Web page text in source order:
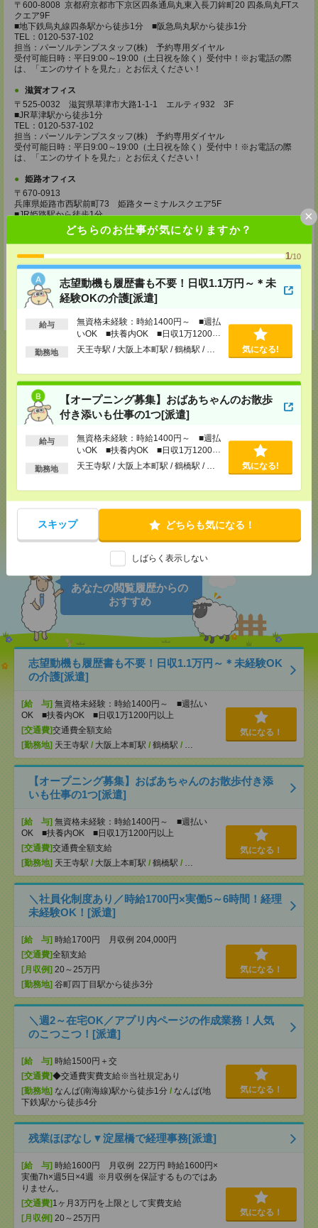
どちらのお仕事が気になりますか？
1/10
志望動機も履歴書も不要！日収1.1万円～＊未
経験OKの介護[派遣]
給与
無資格未経験：時給1400円～ ■週払
いOK ■扶養内OK ■日収1万1200円
以上
勤務地 天王寺駅 / 大阪上本町駅 / 鶴橋駅 / … 気になる!
【オープニング募集】おばあちゃんのお散歩
付き添いも仕事の1つ[派遣]
給与
無資格未経験：時給1400円～ ■週払
いOK ■扶養内OK ■日収1万1200円
以上
勤務地 天王寺駅 / 大阪上本町駅 / 鶴橋駅 / … 気になる!
スキップ どちらも気になる！
しばらく表示しない
×
〒600-8008 京都府京都市下京区四条通烏丸東入長刀鉾町20 四条烏丸FTス
クエア9F
■地下鉄烏丸線四条駅から徒歩1分 ■阪急烏丸駅から徒歩1分
TEL：0120-537-102
担当：パーソルテンプスタッフ(株) 予約専用ダイヤル
受付可能日時：平日9:00～19:00（土日祝を除く）受付中！※お電話の際
は、「エンのサイトを見た」とお伝えください！
滋賀オフィス
〒525-0032 滋賀県草津市大路1-1-1 エルティ932 3F
■JR草津駅から徒歩1分
TEL：0120-537-102
担当：パーソルテンプスタッフ(株) 予約専用ダイヤル
受付可能日時：平日9:00～19:00（土日祝を除く）受付中！※お電話の際
は、「エンのサイトを見た」とお伝えください！
姫路オフィス
〒670-0913
兵庫県姫路市西駅前町73 姫路ターミナルスクエア5F
■JR姫路駅から徒歩1分
TEL：0120-537-102
担当：パーソルテンプスタッフ(株) 予約専用ダイヤル
受付可能日時：平日9:00～19:00（土日祝を除く）受付中！※お電話の際
は、「エンのサイトを見た」とお伝えください！
登録交通費
【面談付き電話登録】・【面談なしオンライン登録】どちらも来社不要で
す！
応募ページへ
気になる！
ツイート ブックマーク
あなたの閲覧履歴からの
おすすめ
志望動機も履歴書も不要！日収1.1万円～＊未経験OK
の介護[派遣]
[給 与] 無資格未経験：時給1400円～ ■週払い
OK ■扶養内OK ■日収1万1200円以上
[交通費]交通費全額支給
[勤務地] 天王寺駅 / 大阪上本町駅 / 鶴橋駅 / …
気になる！
【オープニング募集】おばあちゃんのお散歩付き添
いも仕事の1つ[派遣]
[給 与] 無資格未経験：時給1400円～ ■週払い
OK ■扶養内OK ■日収1万1200円以上
[交通費]交通費全額支給
[勤務地] 天王寺駅 / 大阪上本町駅 / 鶴橋駅 / …
気になる！
＼社員化制度あり／時給1700円×実働5～6時間！経理
未経験OK！[派遣]
[給 与] 時給1700円 月収例 204,000円
[交通費]全額支給
[月収例] 20～25万円
[勤務地] 谷町四丁目駅から徒歩3分
気になる！
＼週2～在宅OK／アプリ内ページの作成業務！人気
のこつこつ！[派遣]
[給 与] 時給1500円＋交
[交通費]◆交通費実費支給※当社規定あり
[勤務地] なんば(南海線)駅から徒歩1分 / なんば(地
下鉄)駅から徒歩4分
気になる！
残業ほぼなし▼淀屋橋で経理事務[派遣]
[給 与] 時給1600円 月収例 22万円 時給1600円×
実働7h×週5日×4週 ※月収例を保証するものではあ
りません。
[交通費] 1ヶ月3万円を上限として実費支給
[月収例] 20～25万円
気になる！